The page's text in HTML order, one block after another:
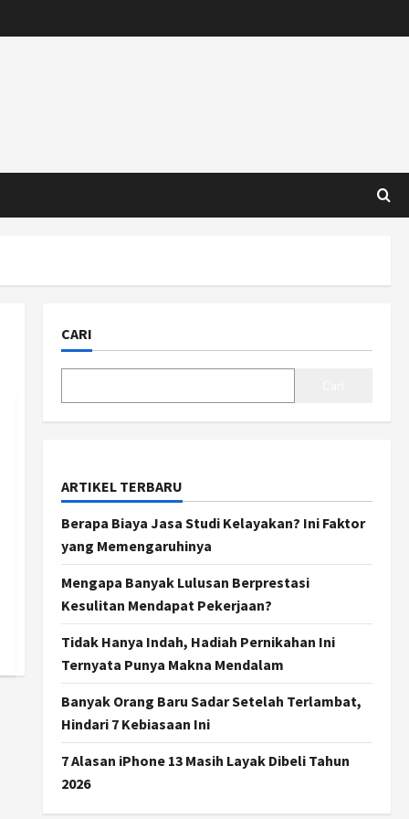
CARI
ARTIKEL TERBARU
Berapa Biaya Jasa Studi Kelayakan? Ini Faktor
yang Memengaruhinya
Mengapa Banyak Lulusan Berprestasi
Kesulitan Mendapat Pekerjaan?
Tidak Hanya Indah, Hadiah Pernikahan Ini
Ternyata Punya Makna Mendalam
Banyak Orang Baru Sadar Setelah Terlambat,
Hindari 7 Kebiasaan Ini
7 Alasan iPhone 13 Masih Layak Dibeli Tahun
2026